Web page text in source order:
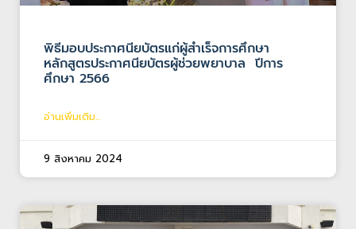
พิธีมอบประกาศนียบัตรแก่ผู้สำเร็จการศึกษา
หลักสูตรประกาศนียบัตรผู้ช่วยพยาบาล ปีการ
ศึกษา 2566
อ่านเพิ่มเติม...
9 สิงหาคม 2024